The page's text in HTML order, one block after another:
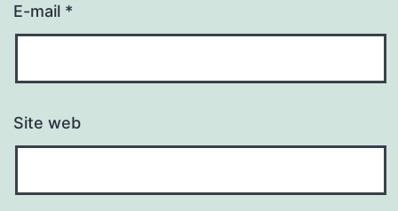
E-mail *
Site web